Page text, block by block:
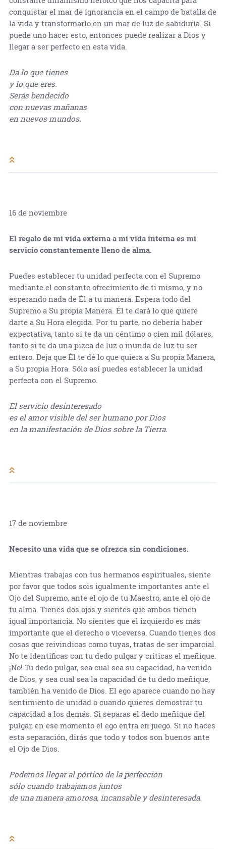
conquistar el mar de ignorancia en el campo de batalla de
la vida y transformarlo en un mar de luz de sabiduría. Si
puede uno hacer esto, entonces puede realizar a Dios y
llegar a ser perfecto en esta vida.
Da lo que tienes
y lo que eres.
Serás bendecido
con nuevas mañanas
en nuevos mundos.
16 de noviembre
El regalo de mi vida externa a mi vida interna es mi
servicio constantemente lleno de alma.
Puedes establecer tu unidad perfecta con el Supremo
mediante el constante ofrecimiento de ti mismo, y no
esperando nada de Él a tu manera. Espera todo del
Supremo a Su propia Manera. Él te dará lo que quiere
darte a Su Hora elegida. Por tu parte, no debería haber
expectativa, tanto si te da un céntimo o cien mil dólares,
tanto si te da una pizca de luz o inunda de luz tu ser
entero. Deja que Él te dé lo que quiera a Su propia Manera,
a Su propia Hora. Sólo así puedes establecer la unidad
perfecta con el Supremo.
El servicio desinteresado
es el amor visible del ser humano por Dios
en la manifestación de Dios sobre la Tierra.
17 de noviembre
Necesito una vida que se ofrezca sin condiciones.
Mientras trabajas con tus hermanos espirituales, siente
por favor que todos sois igualmente importantes ante el
Ojo del Supremo, ante el ojo de tu Maestro, ante el ojo de
tu alma. Tienes dos ojos y sientes que ambos tienen
igual importancia. No sientes que el izquierdo es más
importante que el derecho o viceversa. Cuando tienes dos
cosas que reivindicas como tuyas, tratas de ser imparcial.
No te identificas con tu dedo pulgar y criticas el meñique.
¡No! Tu dedo pulgar, sea cual sea su capacidad, ha venido
de Dios, y sea cual sea la capacidad de tu dedo meñique,
también ha venido de Dios. El ego aparece cuando no hay
sentimiento de unidad o cuando quieres demostrar tu
capacidad a los demás. Si separas el dedo meñique del
pulgar, en ese momento el ego entra en juego. Si no haces
esta separación, dirás que todo y todos son buenos ante
el Ojo de Dios.
Podemos llegar al pórtico de la perfección
sólo cuando trabajamos juntos
de una manera amorosa, incansable y desinteresada.